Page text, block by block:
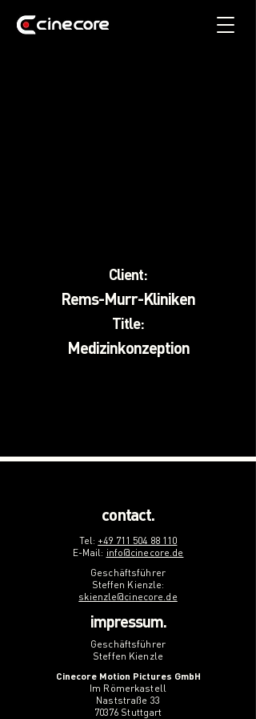
Client:
Rems-Murr-Kliniken
Title:
Medizinkonzeption
contact.
Tel: +49 711 504 88 110
E-Mail: info@cinecore.de
Geschäftsführer
Steffen Kienzle:
skienzle@cinecore.de
impressum.
Geschäftsführer
Steffen Kienzle
Cinecore Motion Pictures GmbH
Im Römerkastell
Naststraße 33
70376 Stuttgart